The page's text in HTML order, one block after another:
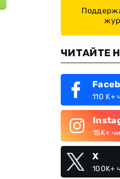
ЧИТАЙТЕ
110 K+
15K+
X
100K+